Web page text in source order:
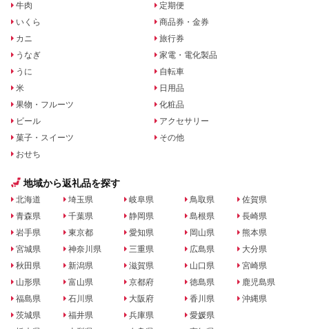
牛肉
いくら
カニ
うなぎ
うに
米
果物・フルーツ
ビール
菓子・スイーツ
おせち
定期便
商品券・金券
旅行券
家電・電化製品
自転車
日用品
化粧品
アクセサリー
その他
地域から返礼品を探す
北海道
青森県
岩手県
宮城県
秋田県
山形県
福島県
茨城県
埼玉県
千葉県
東京都
神奈川県
新潟県
富山県
石川県
福井県
岐阜県
静岡県
愛知県
三重県
滋賀県
京都府
大阪府
兵庫県
鳥取県
島根県
岡山県
広島県
山口県
徳島県
香川県
愛媛県
佐賀県
長崎県
熊本県
大分県
宮崎県
鹿児島県
沖縄県